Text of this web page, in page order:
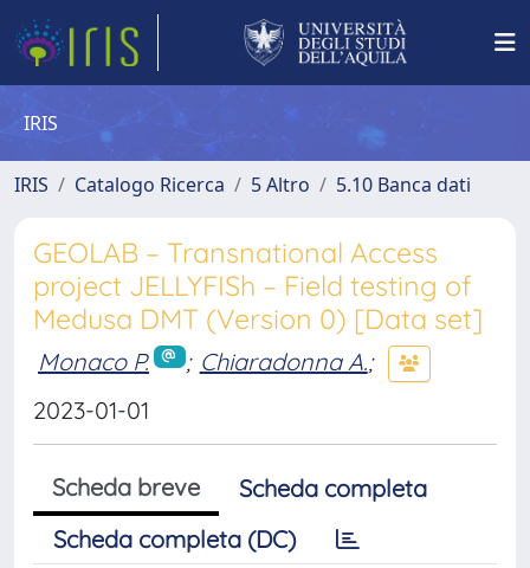
IRIS
IRIS Catalogo Ricerca 5 Altro 5.10 Banca dati
GEOLAB – Transnational Access
project JELLYFISh – Field testing of
Medusa DMT (Version 0) [Data set]
Monaco P. ; Chiaradonna A.;
2023-01-01
Scheda breve
Scheda completa
Scheda completa (DC)